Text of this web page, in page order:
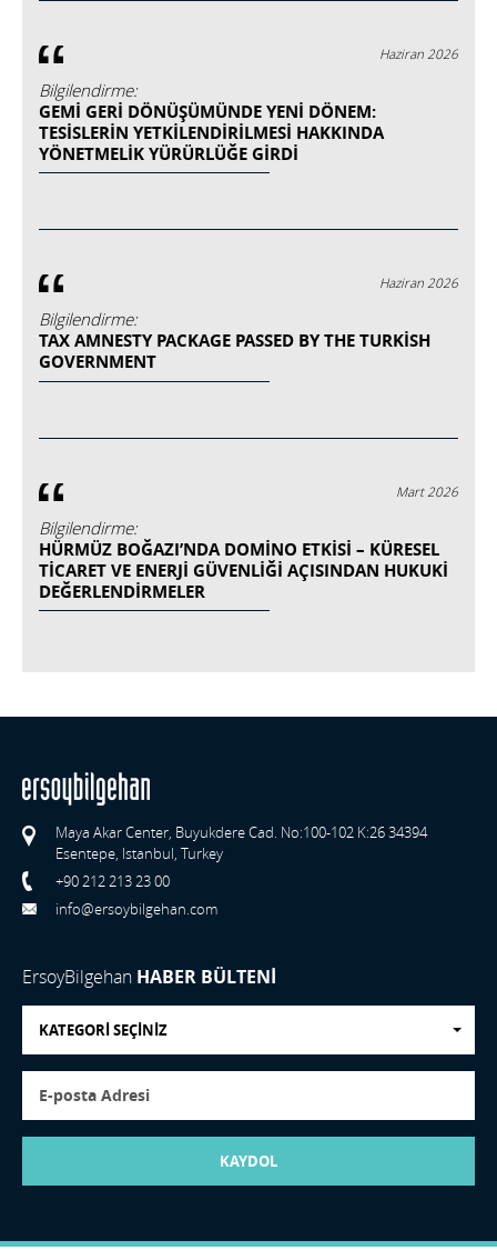
Haziran 2026
Bilgilendirme:
GEMİ GERİ DÖNÜŞÜMÜNDE YENİ DÖNEM:
TESİSLERİN YETKİLENDİRİLMESİ HAKKINDA
YÖNETMELİK YÜRÜRLÜĞE GİRDİ
Haziran 2026
Bilgilendirme:
TAX AMNESTY PACKAGE PASSED BY THE TURKISH
GOVERNMENT
Mart 2026
Bilgilendirme:
HÜRMÜZ BOĞAZI’NDA DOMINO ETKISI – KÜRESEL
TICARET VE ENERJI GÜVENLIĞI AÇISINDAN HUKUKI
DEĞERLENDIRMELER
Maya Akar Center, Buyukdere Cad. No:100-102 K:26 34394
Esentepe, Istanbul, Turkey
+90 212 213 23 00
info@ersoybilgehan.com
ErsoyBilgehan HABER BÜLTENİ
KATEGORİ SEÇİNİZ
KAYDOL